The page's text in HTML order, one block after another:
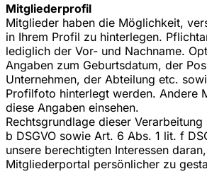
Mitgliederprofil
Mitglieder haben die Möglichkeit,
in Ihrem Profil zu hinterlegen.
lediglich der Vor- und Nachname.
Angaben zum Geburtsdatum, der
Unternehmen, der Abteilung etc.
Profilfoto hinterlegt werden. Andere
diese Angaben einsehen.
Rechtsgrundlage dieser
b DSGVO sowie Art. 6 Abs. 1 lit. f
unsere berechtigten Interessen
Mitgliederportal persönlicher zu